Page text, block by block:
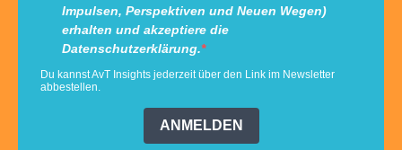
Impulsen, Perspektiven und Neuen Wegen)
erhalten und akzeptiere die
Datenschutzerklärung.
Du kannst AvT Insights jederzeit über den Link im Newsletter
abbestellen.
ANMELDEN